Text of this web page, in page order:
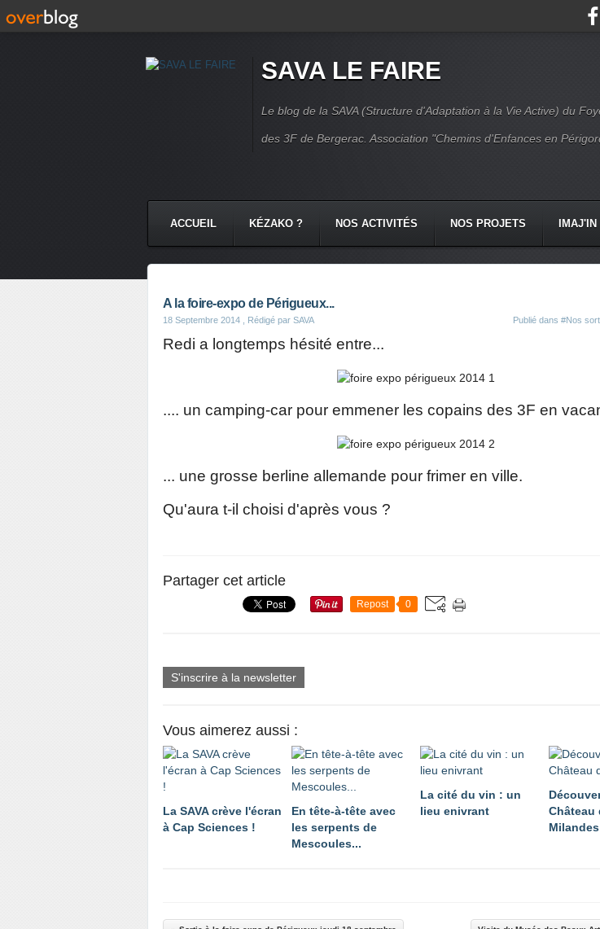
SAVA LE FAIRE
Le blog de la SAVA (Structure d'Adaptation à la Vie Active) du
des 3F de Bergerac. Association "Chemins d'Enfances en
ACCUEIL KÉZAKO ? NOS ACTIVITÉS NOS PROJETS IMAJ'IN
A la foire-expo de Périgueux...
18 Septembre 2014 , Rédigé par SAVA Publié dans #Nos
Redi a longtemps hésité entre...
.... un camping-car pour emmener les copains des 3F en
... une grosse berline allemande pour frimer en ville.
Qu'aura t-il choisi d'après vous ?
Partager cet article
Repost 0
S'inscrire à la newsletter
Vous aimerez aussi :
La SAVA crève l'écran
à Cap Sciences !
En tête-à-tête avec
les serpents de
Mescoules...
La cité du vin : un
lieu enivrant
Château
Milandes